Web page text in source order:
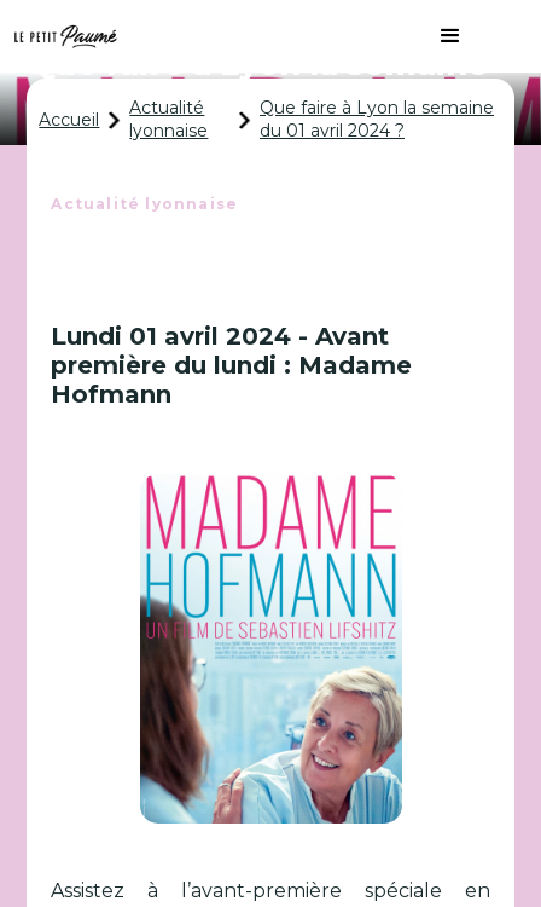
Que faire à Lyon la semaine
du 01 avril 2024 ?
Accueil
Actualité
lyonnaise
Que faire à Lyon la semaine
du 01 avril 2024 ?
Actualité lyonnaise
Lundi 01 avril 2024 - Avant
première du lundi : Madame
Hofmann
Assistez à l’avant-première spéciale en